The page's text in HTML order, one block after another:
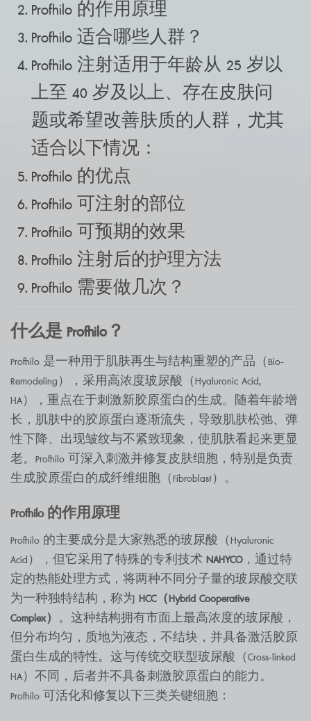
Profhilo 的作用原理
Profhilo 适合哪些人群？
Profhilo 注射适用于年龄从 25 岁以
上至 40 岁及以上、存在皮肤问
题或希望改善肤质的人群，尤其
适合以下情况：
Profhilo 的优点
Profhilo 可注射的部位
Profhilo 可预期的效果
Profhilo 注射后的护理方法
Profhilo 需要做几次？
什么是 Profhilo？
Profhilo 是一种用于肌肤再生与结构重塑的产品（Bio-
Remodeling），采用高浓度玻尿酸（Hyaluronic Acid,
HA），重点在于刺激新胶原蛋白的生成。随着年龄增
长，肌肤中的胶原蛋白逐渐流失，导致肌肤松弛、弹
性下降、出现皱纹与不紧致现象，使肌肤看起来更显
老。Profhilo 可深入刺激并修复皮肤细胞，特别是负责
生成胶原蛋白的成纤维细胞（Fibroblast）。
Profhilo 的作用原理
Profhilo 的主要成分是大家熟悉的玻尿酸（Hyaluronic
Acid），但它采用了特殊的专利技术 NAHYCO，通过特
定的热能处理方式，将两种不同分子量的玻尿酸交联
为一种独特结构，称为 HCC（Hybrid Cooperative
Complex） 。这种结构拥有市面上最高浓度的玻尿酸，
但分布均匀，质地为液态，不结块，并具备激活胶原
蛋白生成的特性。这与传统交联型玻尿酸（Cross-linked
HA）不同，后者并不具备刺激胶原蛋白的能力。
Profhilo 可活化和修复以下三类关键细胞：